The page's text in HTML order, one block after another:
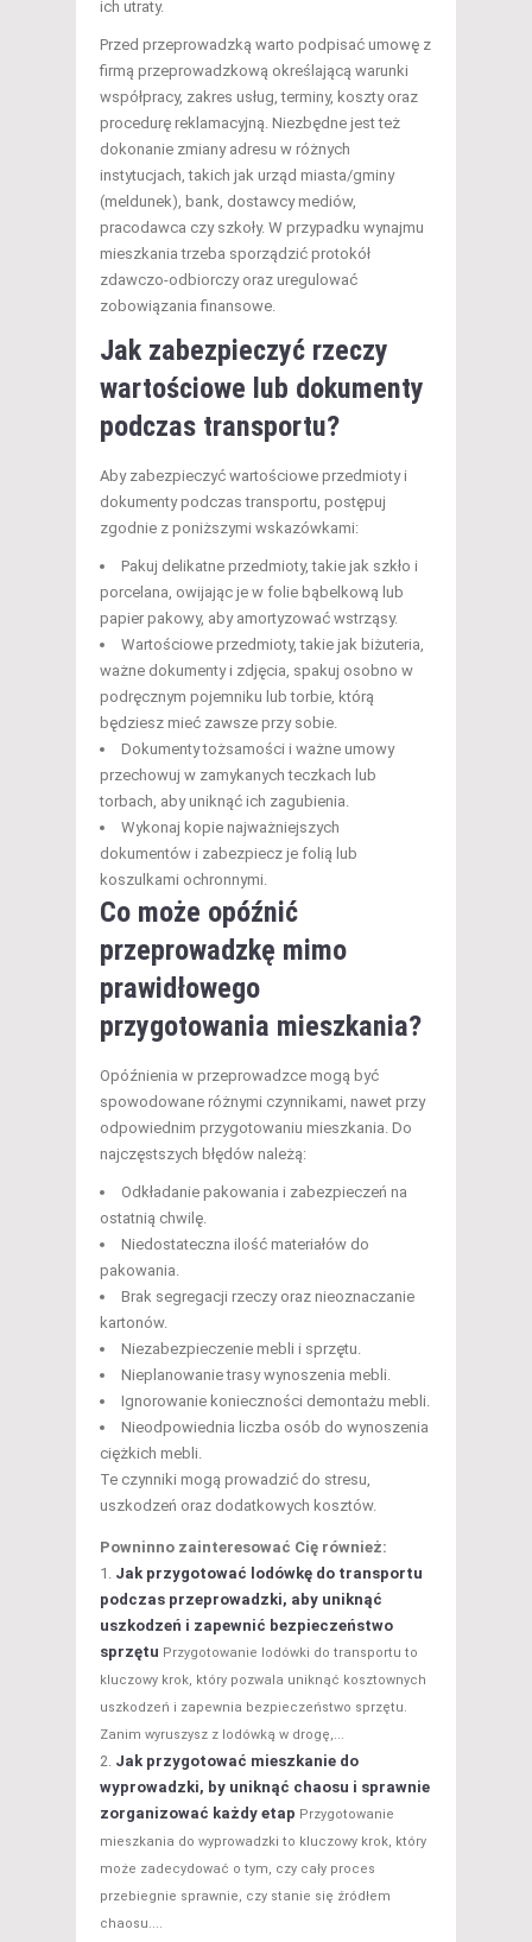
ich utraty.
Przed przeprowadzką warto podpisać umowę z
firmą przeprowadzkową określającą warunki
współpracy, zakres usług, terminy, koszty oraz
procedurę reklamacyjną. Niezbędne jest też
dokonanie zmiany adresu w różnych
instytucjach, takich jak urząd miasta/gminy
(meldunek), bank, dostawcy mediów,
pracodawca czy szkoły. W przypadku wynajmu
mieszkania trzeba sporządzić protokół
zdawczo-odbiorczy oraz uregulować
zobowiązania finansowe.
Jak zabezpieczyć rzeczy
wartościowe lub dokumenty
podczas transportu?
Aby zabezpieczyć wartościowe przedmioty i
dokumenty podczas transportu, postępuj
zgodnie z poniższymi wskazówkami:
Pakuj delikatne przedmioty, takie jak szkło i
porcelana, owijając je w folie bąbelkową lub
papier pakowy, aby amortyzować wstrząsy.
Wartościowe przedmioty, takie jak biżuteria,
ważne dokumenty i zdjęcia, spakuj osobno w
podręcznym pojemniku lub torbie, którą
będziesz mieć zawsze przy sobie.
Dokumenty tożsamości i ważne umowy
przechowuj w zamykanych teczkach lub
torbach, aby uniknąć ich zagubienia.
Wykonaj kopie najważniejszych
dokumentów i zabezpiecz je folią lub
koszulkami ochronnymi.
Co może opóźnić
przeprowadzkę mimo
prawidłowego
przygotowania mieszkania?
Opóźnienia w przeprowadzce mogą być
spowodowane różnymi czynnikami, nawet przy
odpowiednim przygotowaniu mieszkania. Do
najczęstszych błędów należą:
Odkładanie pakowania i zabezpieczeń na
ostatnią chwilę.
Niedostateczna ilość materiałów do
pakowania.
Brak segregacji rzeczy oraz nieoznaczanie
kartonów.
Niezabezpieczenie mebli i sprzętu.
Nieplanowanie trasy wynoszenia mebli.
Ignorowanie konieczności demontażu mebli.
Nieodpowiednia liczba osób do wynoszenia
ciężkich mebli.
Te czynniki mogą prowadzić do stresu,
uszkodzeń oraz dodatkowych kosztów.
Powninno zainteresować Cię również:
Jak przygotować lodówkę do transportu
podczas przeprowadzki, aby uniknąć
uszkodzeń i zapewnić bezpieczeństwo
sprzętu Przygotowanie lodówki do transportu to
kluczowy krok, który pozwala uniknąć kosztownych
uszkodzeń i zapewnia bezpieczeństwo sprzętu.
Zanim wyruszysz z lodówką w drogę,...
Jak przygotować mieszkanie do
wyprowadzki, by uniknąć chaosu i sprawnie
zorganizować każdy etap Przygotowanie
mieszkania do wyprowadzki to kluczowy krok, który
może zadecydować o tym, czy cały proces
przebiegnie sprawnie, czy stanie się źródłem
chaosu....